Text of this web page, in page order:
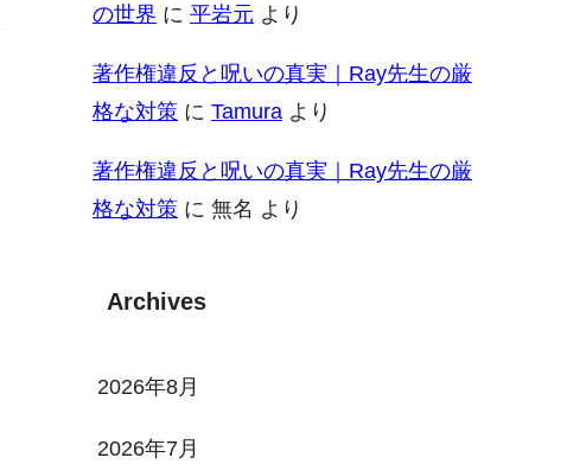
の世界 に 平岩元 より
著作権違反と呪いの真実｜Ray先生の厳
格な対策 に Tamura より
著作権違反と呪いの真実｜Ray先生の厳
格な対策 に 無名 より
Archives
2026年8月
2026年7月